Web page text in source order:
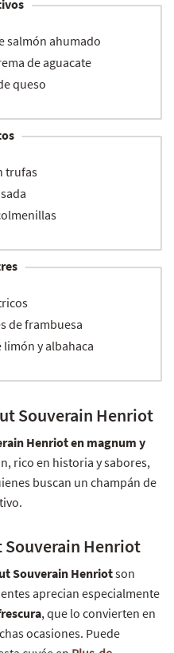
salmón ahumado
de aguacate
queso
trufas
de frambuesa
limón y albahaca
Souverain Henriot
Henriot en magnum y
rico en historia y sabores,
buscan un champán de
Souverain Henriot
Souverain Henriotson
aprecian especialmente
, que lo convierten en
ocasiones. Puede